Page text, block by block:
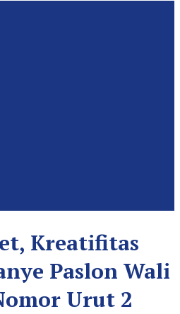
Kreatifitas
Paslon Wali
Urut 2